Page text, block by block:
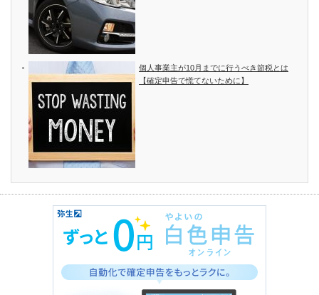
個人事業主が10月までに行うべき節税とは
【確定申告で慌てないために】